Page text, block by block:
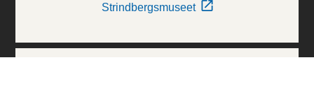
Strindbergsmuseet